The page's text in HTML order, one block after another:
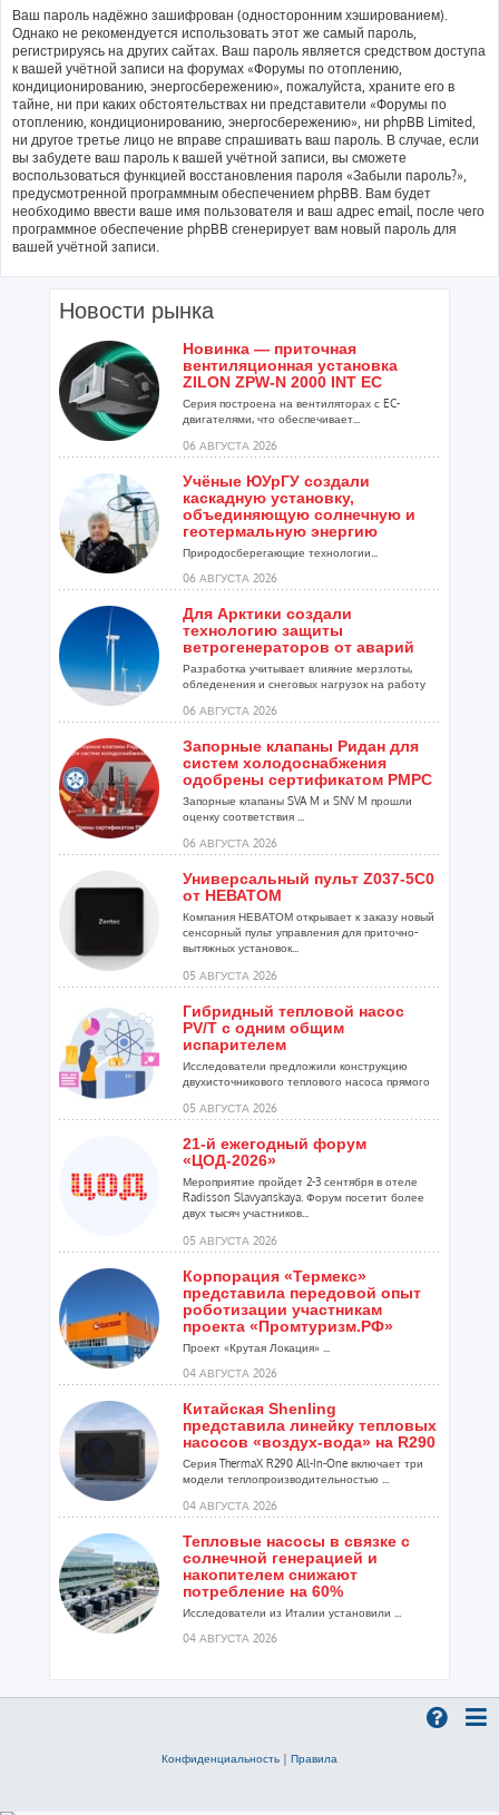
Ваш пароль надёжно зашифрован (односторонним хэшированием).
Однако не рекомендуется использовать этот же самый пароль,
регистрируясь на других сайтах. Ваш пароль является средством доступа
к вашей учётной записи на форумах «Форумы по отоплению,
кондиционированию, энергосбережению», пожалуйста, храните его в
тайне, ни при каких обстоятельствах ни представители «Форумы по
отоплению, кондиционированию, энергосбережению», ни phpBB Limited,
ни другое третье лицо не вправе спрашивать ваш пароль. В случае, если
вы забудете ваш пароль к вашей учётной записи, вы сможете
воспользоваться функцией восстановления пароля «Забыли пароль?»,
предусмотренной программным обеспечением phpBB. Вам будет
необходимо ввести ваше имя пользователя и ваш адрес email, после чего
программное обеспечение phpBB сгенерирует вам новый пароль для
вашей учётной записи.
Новости рынка
Новинка — приточная
вентиляционная установка
ZILON ZPW-N 2000 INT EC
Серия построена на вентиляторах с EC-
двигателями, что обеспечивает...
06 АВГУСТА 2026
Учёные ЮУрГУ создали
каскадную установку,
объединяющую солнечную и
геотермальную энергию
Природосберегающие технологии...
06 АВГУСТА 2026
Для Арктики создали
технологию защиты
ветрогенераторов от аварий
Разработка учитывает влияние мерзлоты,
обледенения и снеговых нагрузок на работу
06 АВГУСТА 2026
Запорные клапаны Ридан для
систем холодоснабжения
одобрены сертификатом РМРС
Запорные клапаны SVA M и SNV M прошли
оценку соответствия ...
06 АВГУСТА 2026
Универсальный пульт Z037-5C0
от НЕВАТОМ
Компания НЕВАТОМ открывает к заказу новый
сенсорный пульт управления для приточно-
вытяжных установок...
05 АВГУСТА 2026
Гибридный тепловой насос
PV/T с одним общим
испарителем
Исследователи предложили конструкцию
двухисточникового теплового насоса прямого
05 АВГУСТА 2026
21-й ежегодный форум
«ЦОД-2026»
Мероприятие пройдет 2-3 сентября в отеле
Radisson Slavyanskaya. Форум посетит более
двух тысяч участников...
05 АВГУСТА 2026
Корпорация «Термекс»
представила передовой опыт
роботизации участникам
проекта «Промтуризм.РФ»
Проект «Крутая Локация» ...
04 АВГУСТА 2026
Китайская Shenling
представила линейку тепловых
насосов «воздух-вода» на R290
Серия ThermaX R290 All-In-One включает три
модели теплопроизводительностью ...
04 АВГУСТА 2026
Тепловые насосы в связке с
солнечной генерацией и
накопителем снижают
потребление на 60%
Исследователи из Италии установили ...
04 АВГУСТА 2026
Конфиденциальность | Правила